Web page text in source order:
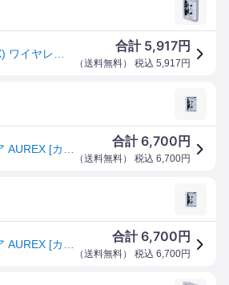
合計 5,917円
（送料無料） 税込 5,917 円
合計6,700 円
（送料無料） 税込 6,700円
合計6,700 円
（送料無料） 税込 6,700円